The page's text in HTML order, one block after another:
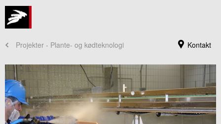
Kontakt
Projekter - Plante- og kødteknologi